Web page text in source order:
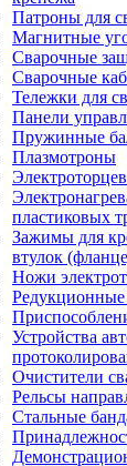
Патроны для
Магнитные
Сварочные
Сварочные
Тележки для
Панели
Пружинные
Плазмотроны
пластиковых
Зажимы для
втулок
Ножи
Устройства
Очистители
Рельсы
Стальные